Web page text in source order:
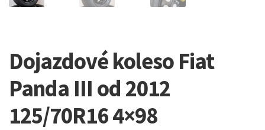
Dojazdové koleso Fiat
Panda III od 2012
125/70R16 4×98